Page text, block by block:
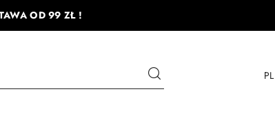
OD 99 ZŁ !
PL